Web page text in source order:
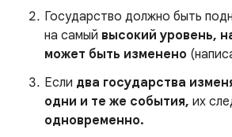
Государство должно быть
на самый высокий уровень,
может быть изменено
Если два государства
одни и те же события, их
одновременно.